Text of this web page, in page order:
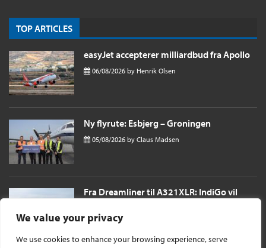
We value your privacy
We use cookies to enhance your browsing experience, serve
TOP ARTICLES
easyJet accepterer milliardbud fra Apollo
06/08/2026 by Henrik Olsen
Ny flyrute: Esbjerg – Groningen
05/08/2026 by Claus Madsen
Fra Dreamliner til A321XLR: IndiGo vil
sende passagerer næsten 11 timer til
London i et single aisle fly